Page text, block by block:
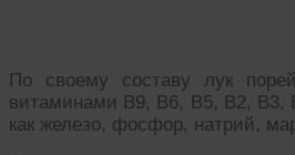
По своему составу лук
витаминами В9, В6, В5, В2, В3,
как железо, фосфор, натрий,